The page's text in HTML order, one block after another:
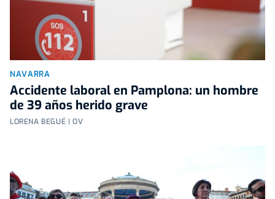
NAVARRA
Accidente laboral en Pamplona: un hombre
de 39 años herido grave
LORENA BEGUÉ | OV